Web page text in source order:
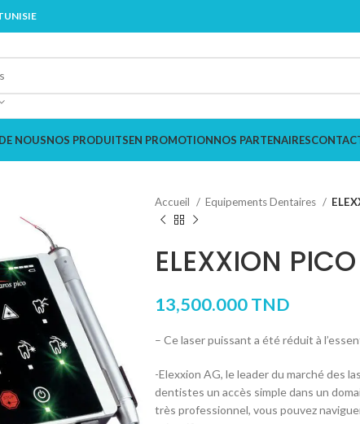
NOUSNOS PRODUITSEN PROMOTIONNOS PARTENAIRES
Accueil Equipements Dentaires
ELEXXION PICO
13,500.000TND
– Ce laser puissant a été réduit à
-Elexxion AG, le leader du marché des
dentistes un accès simple dans un
très professionnel, vous pouvez